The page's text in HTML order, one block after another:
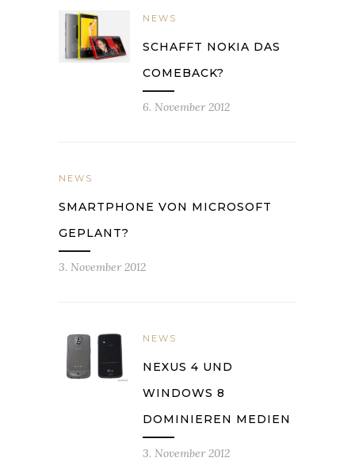
NEWS
SCHAFFT NOKIA DAS
COMEBACK?
6. November 2012
NEWS
SMARTPHONE VON MICROSOFT
GEPLANT?
3. November 2012
NEWS
NEXUS 4 UND
WINDOWS 8
DOMINIEREN MEDIEN
3. November 2012